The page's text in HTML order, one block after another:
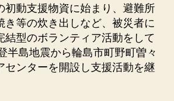
動支援物資に始まり、避難所
き等の炊き出しなど、被災者に
結型のボランティア活動をして
半島地震から輪島市町野町曽々
センターを開設し支援活動を継